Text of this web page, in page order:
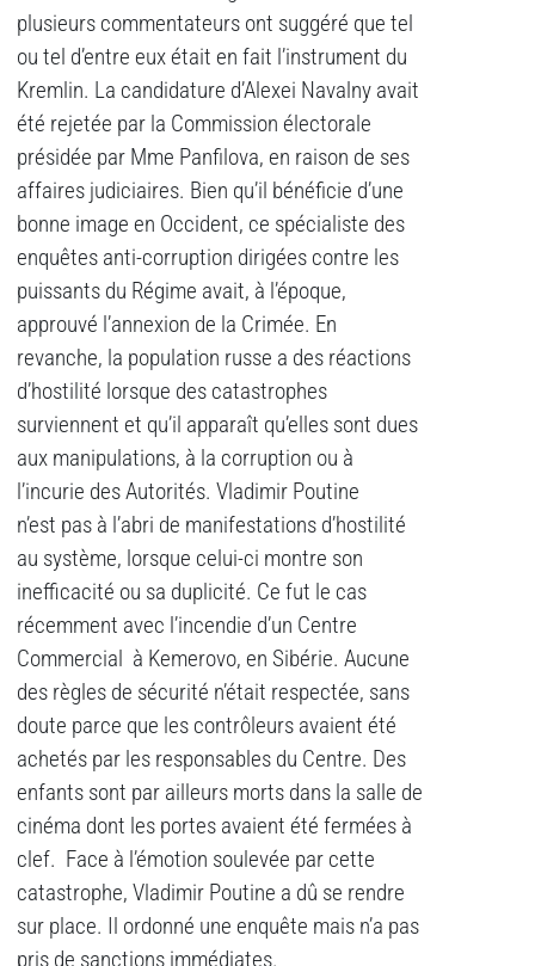
plusieurs commentateurs ont suggéré que tel
ou tel d’entre eux était en fait l’instrument du
Kremlin. La candidature d’Alexei Navalny avait
été rejetée par la Commission électorale
présidée par Mme Panfilova, en raison de ses
affaires judiciaires. Bien qu’il bénéficie d’une
bonne image en Occident, ce spécialiste des
enquêtes anti-corruption dirigées contre les
puissants du Régime avait, à l’époque,
approuvé l’annexion de la Crimée. En
revanche, la population russe a des réactions
d’hostilité lorsque des catastrophes
surviennent et qu’il apparaît qu’elles sont dues
aux manipulations, à la corruption ou à
l’incurie des Autorités. Vladimir Poutine
n’est pas à l’abri de manifestations d’hostilité
au système, lorsque celui-ci montre son
inefficacité ou sa duplicité. Ce fut le cas
récemment avec l’incendie d’un Centre
Commercial à Kemerovo, en Sibérie. Aucune
des règles de sécurité n’était respectée, sans
doute parce que les contrôleurs avaient été
achetés par les responsables du Centre. Des
enfants sont par ailleurs morts dans la salle de
cinéma dont les portes avaient été fermées à
clef. Face à l’émotion soulevée par cette
catastrophe, Vladimir Poutine a dû se rendre
sur place. Il ordonné une enquête mais n’a pas
pris de sanctions immédiates.